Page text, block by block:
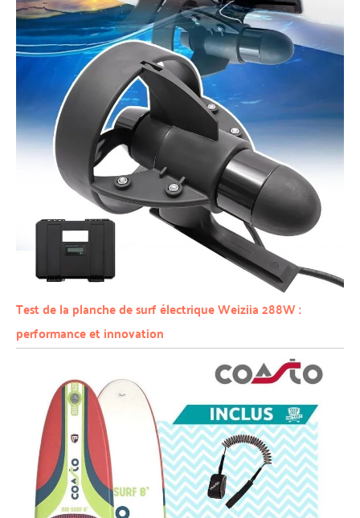
Test de la planche de surf électrique Weiziia 288W :
performance et innovation